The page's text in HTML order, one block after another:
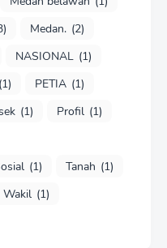
Medan. (2)
NASIONAL (1)
(1) PETIA (1)
(1) Profil (1)
(1) Tanah (1)
Wakil (1)